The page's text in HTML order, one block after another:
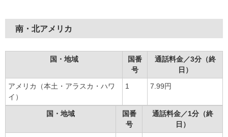
南・北アメリカ
国・地域
国番
号
通話料金／3分（終
日）
アメリカ（本土・アラスカ・ハワ
イ）
1 7.99円
国・地域
国番
号
通話料金／1分（終
日）